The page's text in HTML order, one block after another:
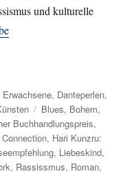
und kulturelle
, Danteperlen,
Schlagwörter
Blues, Bohem,
Buchhandlungspreis,
, Hari Kunzru:
, Liebeskind,
, Rassissmus, Roman,